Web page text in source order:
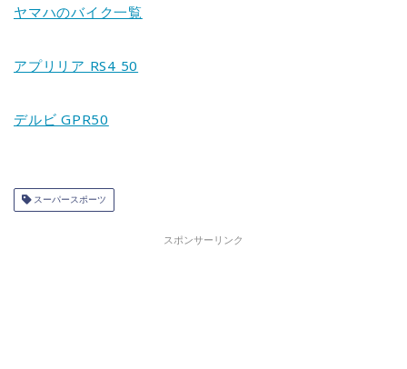
ヤマハのバイク一覧
アプリリア RS4 50
デルビ GPR50
スーパースポーツ
スポンサーリンク